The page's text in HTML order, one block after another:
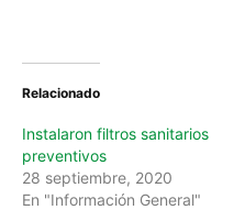
Relacionado
Instalaron filtros sanitarios
preventivos
28 septiembre, 2020
En "Información General"